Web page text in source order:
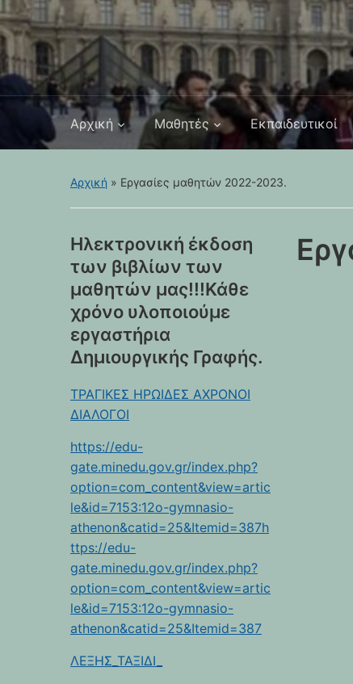
Αρχική Μαθητές Εκπαιδευτικοί
Αρχική » Εργασίες μαθητών 2022-2023.
Ηλεκτρονική έκδοση
των βιβλίων των
μαθητών μας!!!Κάθε
χρόνο υλοποιούμε
εργαστήρια
Δημιουργικής Γραφής.
ΤΡΑΓΙΚΕΣ ΗΡΩΙΔΕΣ ΑΧΡΟΝΟΙ
ΔΙΑΛΟΓΟΙ
https://edu-
gate.minedu.gov.gr/index.php?
option=com_content&view=artic
le&id=7153:12o-gymnasio-
athenon&catid=25&Itemid=387h
ttps://edu-
gate.minedu.gov.gr/index.php?
option=com_content&view=artic
le&id=7153:12o-gymnasio-
athenon&catid=25&Itemid=387
ΛΕΞΗΣ_ΤΑΞΙΔΙ_